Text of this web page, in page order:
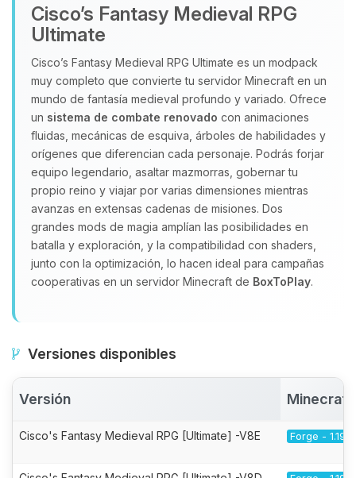
Cisco’s Fantasy Medieval RPG
Ultimate
Cisco’s Fantasy Medieval RPG Ultimate es un modpack
muy completo que convierte tu servidor Minecraft en un
mundo de fantasía medieval profundo y variado. Ofrece
un sistema de combate renovado con animaciones
fluidas, mecánicas de esquiva, árboles de habilidades y
orígenes que diferencian cada personaje. Podrás forjar
equipo legendario, asaltar mazmorras, gobernar tu
propio reino y viajar por varias dimensiones mientras
avanzas en extensas cadenas de misiones. Dos
grandes mods de magia amplían las posibilidades en
batalla y exploración, y la compatibilidad con shaders,
junto con la optimización, lo hacen ideal para campañas
cooperativas en un servidor Minecraft de BoxToPlay.
Versiones disponibles
Versión Minecraft
Cisco's Fantasy Medieval RPG [Ultimate] -V8E Forge - 1.19.2
que necesitas y moveré mis
pequenos circuitos para ayudarte.